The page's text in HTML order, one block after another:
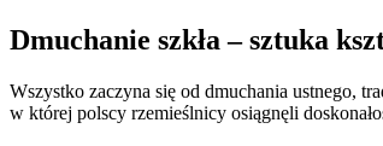
Dmuchanie szkła – sztuka
Wszystko zaczyna się od dmuchania ustnego,
w której polscy rzemieślnicy osiągnęli